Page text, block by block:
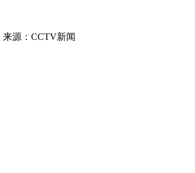
来源：CCTV新闻